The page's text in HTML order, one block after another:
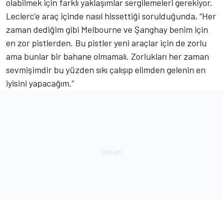
olabilmek için farklı yaklaşımlar sergilemeleri gerekiyor.
Leclerc’e araç içinde nasıl hissettiği sorulduğunda, “Her
zaman dediğim gibi Melbourne ve Şanghay benim için
en zor pistlerden. Bu pistler yeni araçlar için de zorlu
ama bunlar bir bahane olmamalı. Zorlukları her zaman
sevmişimdir bu yüzden sıkı çalışıp elimden gelenin en
iyisini yapacağım.”